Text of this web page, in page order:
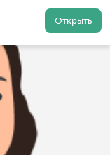
Открыть
Няни у метро